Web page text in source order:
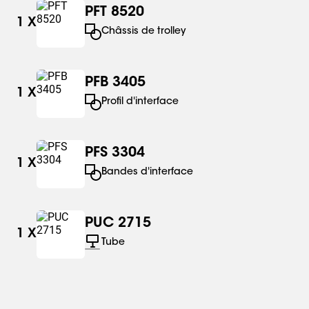
1 X
PFT 8520
Châssis de trolley
1 X
PFB 3405
Profil d'interface
1 X
PFS 3304
Bandes d'interface
1 X
PUC 2715
Tube